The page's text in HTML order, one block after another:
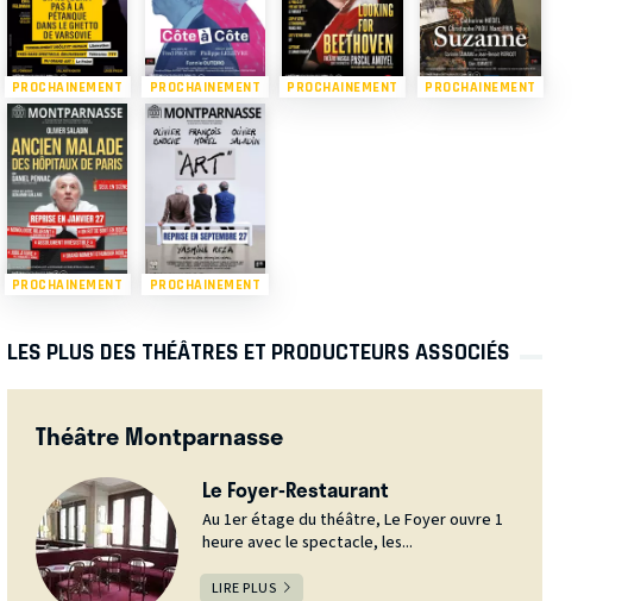
PROCHAINEMENT PROCHAINEMENT PROCHAINEMENT PROCHAINEMENT
PROCHAINEMENT PROCHAINEMENT
LES PLUS DES THÉÂTRES ET PRODUCTEURS ASSOCIÉS
Théâtre Montparnasse
Le Foyer-Restaurant
Au 1er étage du théâtre, Le Foyer ouvre 1
heure avec le spectacle, les...
LIRE PLUS